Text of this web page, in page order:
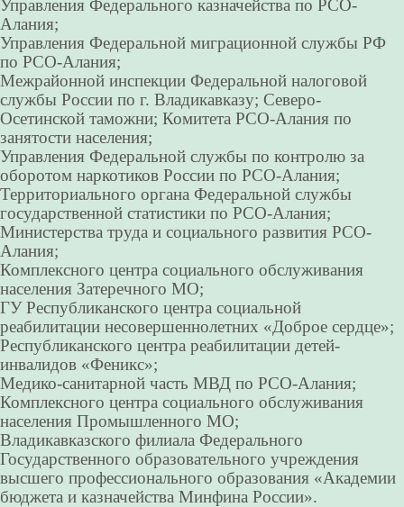
Управления Федерального казначейства по РСО-
Алания;
Управления Федеральной миграционной службы РФ
по РСО-Алания;
Межрайонной инспекции Федеральной налоговой
службы России по г. Владикавказу; Северо-
Осетинской таможни; Комитета РСО-Алания по
занятости населения;
Управления Федеральной службы по контролю за
оборотом наркотиков России по РСО-Алания;
Территориального органа Федеральной службы
государственной статистики по РСО-Алания;
Министерства труда и социального развития РСО-
Алания;
Комплексного центра социального обслуживания
населения Затеречного МО;
ГУ Республиканского центра социальной
реабилитации несовершеннолетних «Доброе сердце»;
Республиканского центра реабилитации детей-
инвалидов «Феникс»;
Медико-санитарной часть МВД по РСО-Алания;
Комплексного центра социального обслуживания
населения Промышленного МО;
Владикавказского филиала Федерального
Государственного образовательного учреждения
высшего профессионального образования «Академии
бюджета и казначейства Минфина России».